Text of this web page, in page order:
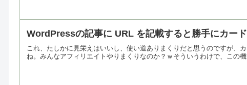
WordPressの記事に URL を記載すると勝手にカー
これ、たしかに見栄えはいいし、使い道ありまくりだと思うのですが、
ね。みんなアフィリエイトやりまくりなのか？ｗそういうわけで、この